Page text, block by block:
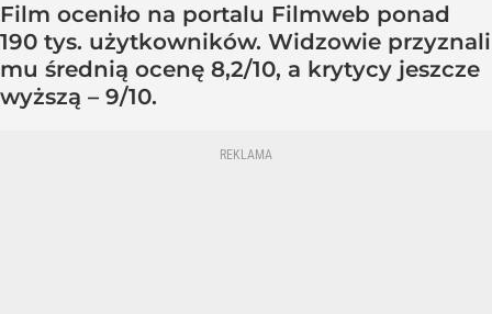
Film oceniło na portalu Filmweb ponad
190 tys. użytkowników. Widzowie przyznali
mu średnią ocenę 8,2/10, a krytycy jeszcze
wyższą – 9/10.